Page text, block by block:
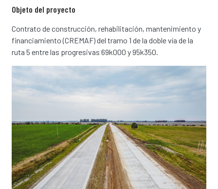
Objeto del proyecto
Contrato de construcción, rehabilitación, mantenimiento y
financiamiento (CREMAF) del tramo 1 de la doble vía de la
ruta 5 entre las progresivas 69k000 y 95k350.